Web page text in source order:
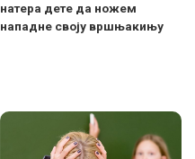
натера дете да ножем
нападне своју вршњакињу